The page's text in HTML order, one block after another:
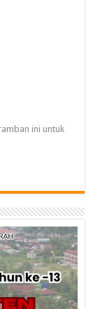
ini untuk